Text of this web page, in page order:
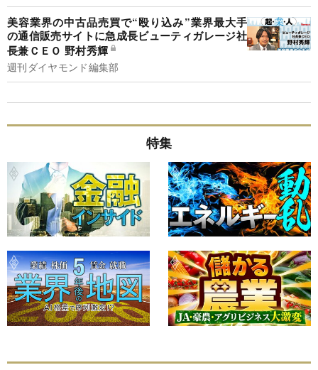
美容業界の中古品売買で“殴り込み”業界最大手
の通信販売サイトに急成長ビューティガレージ社
長兼ＣＥＯ 野村秀輝
週刊ダイヤモンド編集部
特集